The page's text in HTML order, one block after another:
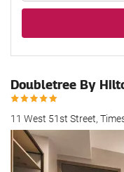
Doubletree By
11 West 51st Street,